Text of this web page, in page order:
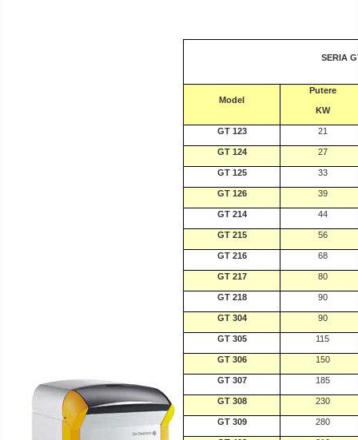
SERIA
Model
Putere
KW
GT 123 21
GT 124 27
GT 125 33
GT 126 39
GT 214 44
GT 215 56
GT 216 68
GT 217 80
GT 218 90
GT 304 90
GT 305 115
GT 306 150
GT 307 185
GT 308 230
GT 309 280